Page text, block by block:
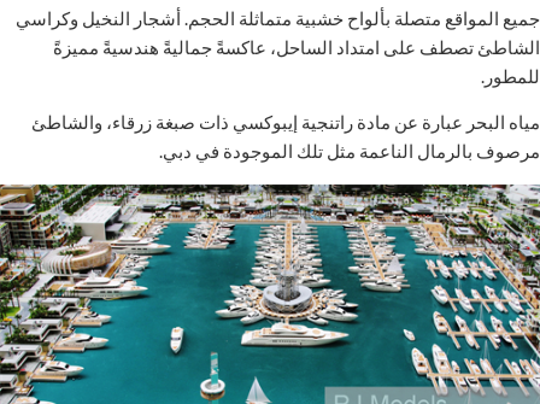
جميع المواقع متصلة بألواح خشبية متماثلة الحجم. أشجار النخيل وكراسي
الشاطئ تصطف على امتداد الساحل، عاكسةً جماليةً هندسيةً مميزةً
للمطور.
مياه البحر عبارة عن مادة راتنجية إيبوكسي ذات صبغة زرقاء، والشاطئ
مرصوف بالرمال الناعمة مثل تلك الموجودة في دبي.